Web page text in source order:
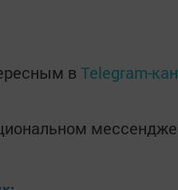
в Telegram-